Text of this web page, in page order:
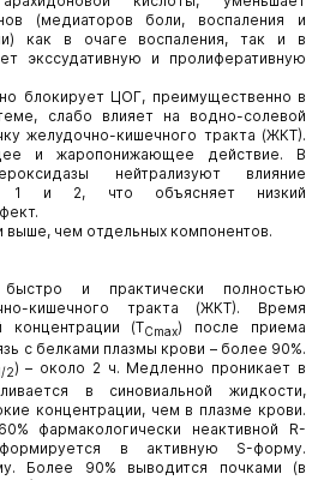
(медиаторов боли, воспаления и
как в очаге воспаления, так и в
экссудативную и пролиферативную
блокирует ЦОГ, преимущественно в
слабо влияет на водно-солевой
желудочно-кишечного тракта (ЖКТ).
и жаропонижающее действие. В
нейтрализуют влияние
1 и 2, что объясняет низкий
чем отдельных компонентов.
и практически полностью
кишечного тракта (ЖКТ). Время
концентрации (TCmax) после приема
с белками плазмы крови – более 90%.
2) – около 2 ч. Медленно проникает в
в синовиальной жидкости,
концентрации, чем в плазме крови.
фармакологически неактивной R-
в активную S-форму.
Более 90% выводится почками (в